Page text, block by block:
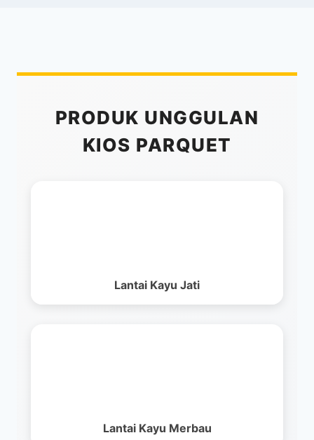
PRODUK UNGGULAN
KIOS PARQUET
Lantai Kayu Jati
Lantai Kayu Merbau